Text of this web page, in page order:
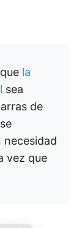
la
sea
de
necesidad
vez que